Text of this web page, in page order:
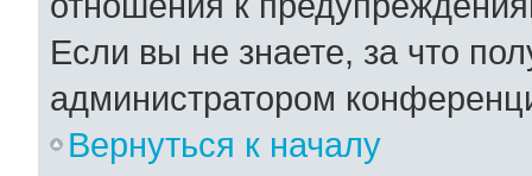
Если вы не знаете, за что
администратором
Вернуться к началу